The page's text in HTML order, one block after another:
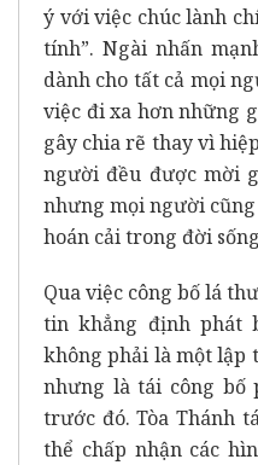
ý với việc chúc lành
tính”. Ngài nhấn
dành cho tất cả mọi
việc đi xa hơn những
gây chia rẽ thay vì
người đều được mời
nhưng mọi người
hoán cải trong đời
Qua việc công bố lá
tin khẳng định phát
không phải là một lập
nhưng là tái công bố
trước đó. Tòa Thánh
thể chấp nhận các